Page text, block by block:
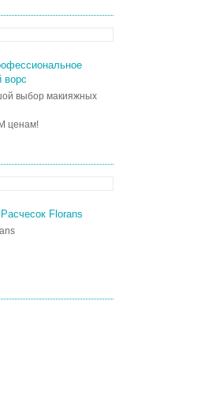
ворс
выбор макияжных
ценам!
Florans